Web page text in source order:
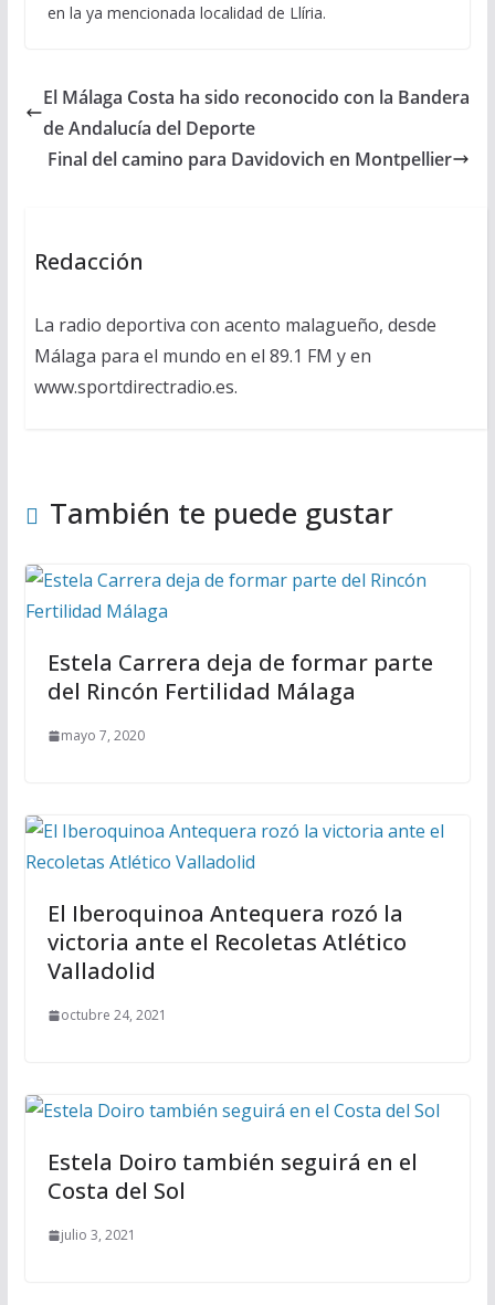
en la ya mencionada localidad de Llíria.
El Málaga Costa ha sido reconocido con la Bandera
de Andalucía del Deporte
Final del camino para Davidovich en Montpellier
Redacción
La radio deportiva con acento malagueño, desde
Málaga para el mundo en el 89.1 FM y en
www.sportdirectradio.es.
También te puede gustar
Estela Carrera deja de formar parte
del Rincón Fertilidad Málaga
mayo 7, 2020
El Iberoquinoa Antequera rozó la
victoria ante el Recoletas Atlético
Valladolid
octubre 24, 2021
Estela Doiro también seguirá en el
Costa del Sol
julio 3, 2021